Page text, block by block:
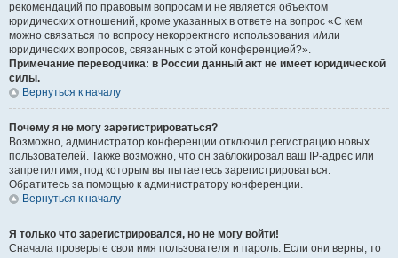
рекомендаций по правовым вопросам и не является объектом
юридических отношений, кроме указанных в ответе на вопрос «С кем
можно связаться по вопросу некорректного использования и/или
юридических вопросов, связанных с этой конференцией?».
Примечание переводчика: в России данный акт не имеет юридической
силы.
Вернуться к началу
Почему я не могу зарегистрироваться?
Возможно, администратор конференции отключил регистрацию новых
пользователей. Также возможно, что он заблокировал ваш IP-адрес или
запретил имя, под которым вы пытаетесь зарегистрироваться.
Обратитесь за помощью к администратору конференции.
Вернуться к началу
Я только что зарегистрировался, но не могу войти!
Сначала проверьте свои имя пользователя и пароль. Если они верны, то